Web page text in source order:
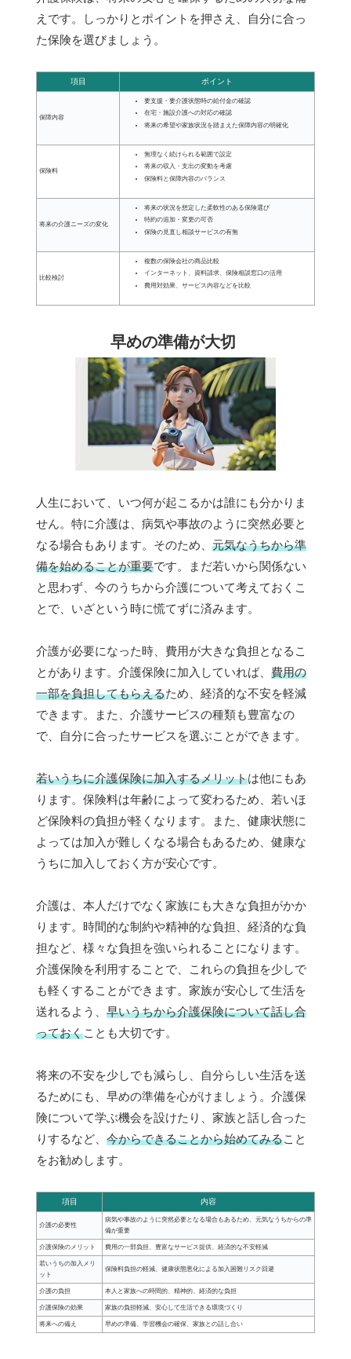
えです。しっかりとポイントを押さえ、自分に合っ
た保険を選びましょう。
項目 ポイント
保障内容
要支援・要介護状態時の給付金の確認
在宅・施設介護への対応の確認
将来の希望や家族状況を踏まえた保障内容の明確化
保険料
無理なく続けられる範囲で設定
将来の収入・支出の変動を考慮
保険料と保障内容のバランス
将来の介護ニーズの変化
将来の状況を想定した柔軟性のある保険選び
特約の追加・変更の可否
保険の見直し相談サービスの有無
比較検討
複数の保険会社の商品比較
インターネット、資料請求、保険相談窓口の活用
費用対効果、サービス内容などを比較
早めの準備が大切
人生において、いつ何が起こるかは誰にも分かりま
せん。特に介護は、病気や事故のように突然必要と
なる場合もあります。そのため、 元気なうちから準
備を始めることが重要です。まだ若いから関係ない
と思わず、今のうちから介護について考えておくこ
とで、いざという時に慌てずに済みます。
介護が必要になった時、費用が大きな負担となるこ
とがあります。介護保険に加入していれば、 費用の
一部を負担してもらえるため、経済的な不安を軽減
できます。また、介護サービスの種類も豊富なの
で、自分に合ったサービスを選ぶことができます。
若いうちに介護保険に加入するメリットは他にもあ
ります。保険料は年齢によって変わるため、若いほ
ど保険料の負担が軽くなります。また、健康状態に
よっては加入が難しくなる場合もあるため、健康な
うちに加入しておく方が安心です。
介護は、本人だけでなく家族にも大きな負担がかか
ります。時間的な制約や精神的な負担、経済的な負
担など、様々な負担を強いられることになります。
介護保険を利用することで、これらの負担を少しで
も軽くすることができます。家族が安心して生活を
送れるよう、 早いうちから介護保険について話し合
っておくことも大切です。
将来の不安を少しでも減らし、自分らしい生活を送
るためにも、早めの準備を心がけましょう。介護保
険について学ぶ機会を設けたり、家族と話し合った
りするなど、 今からできることから始めてみること
をお勧めします。
項目 内容
介護の必要性
病気や事故のように突然必要となる場合もあるため、元気なうちからの準
備が重要
介護保険のメリット 費用の一部負担、豊富なサービス提供、経済的な不安軽減
若いうちの加入メリ
ット
保険料負担の軽減、健康状態悪化による加入困難リスク回避
介護の負担 本人と家族への時間的、精神的、経済的な負担
介護保険の効果 家族の負担軽減、安心して生活できる環境づくり
将来への備え 早めの準備、学習機会の確保、家族との話し合い